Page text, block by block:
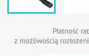
Płatność
z możliwością